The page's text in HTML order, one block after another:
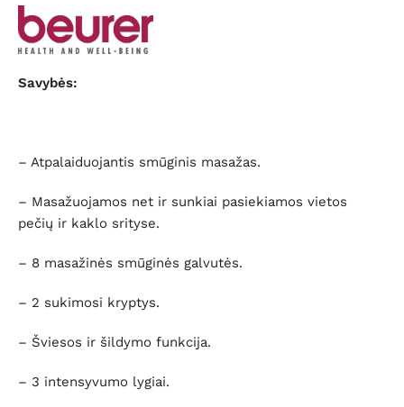
Savybės:
– Atpalaiduojantis smūginis masažas.
– Masažuojamos net ir sunkiai pasiekiamos vietos
pečių ir kaklo srityse.
– 8 masažinės smūginės galvutės.
– 2 sukimosi kryptys.
– Šviesos ir šildymo funkcija.
– 3 intensyvumo lygiai.